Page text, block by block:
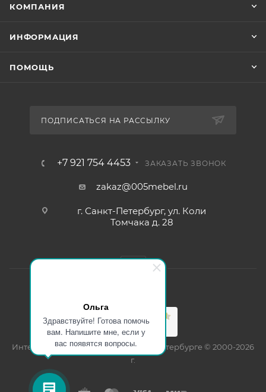
Ольга
Здравствуйте! Готова помочь
вам. Напишите мне, если у
вас появятся вопросы.
КОМПАНИЯ
ИНФОРМАЦИЯ
ПОМОЩЬ
ПОДПИСАТЬСЯ НА РАССЫЛКУ
+7 921 754 4453 ЗАКАЗАТЬ ЗВОНОК
zakaz@005mebel.ru
г. Санкт-Петербург, ул. Коли
Томчака д. 28
Интернет магазин мебели в Санкт-Петербурге © 2000-2026
г.